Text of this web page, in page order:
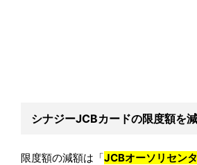
シナジーJCBカードの限度額を
限度額の減額は「JCBオーソリセン